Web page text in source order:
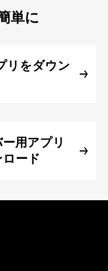
単に
リをダウン
用アプリ
ード